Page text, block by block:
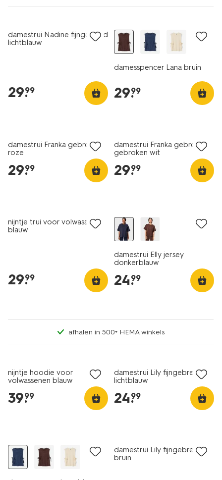
damestrui Nadine fijngebreid
lichtblauw
29.
99
damesspencer Lana bruin
29.
99
damestrui Franka gebreid
roze
29.
99
damestrui Franka gebreid
gebroken wit
29.
99
nijntje trui voor volwassenen
blauw
29.
99
damestrui Elly jersey
donkerblauw
24.
99
afhalen in 500+ HEMA winkels
nijntje hoodie voor
volwassenen blauw
39.
99
damestrui Lily fijngebreid
lichtblauw
24.
99
damestrui Lily fijngebreid
bruin